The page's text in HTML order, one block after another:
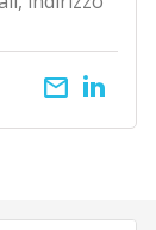
email